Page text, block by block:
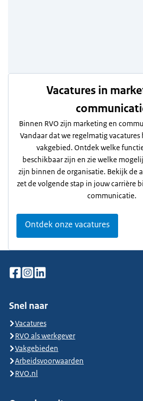
Vacatures in
Binnen RVO zijn marketing en
Vandaar dat we regelmatig
vakgebied. Ontdek welke
beschikbaar zijn en zie welke
zijn binnen de organisatie. Bekijk de
zet de volgende stap in jouw carrière
communicatie.
Ontdek onze vacatures
Snel naar
Vacatures
RVO als werkgever
Vakgebieden
Arbeidsvoorwaarden
RVO.nl